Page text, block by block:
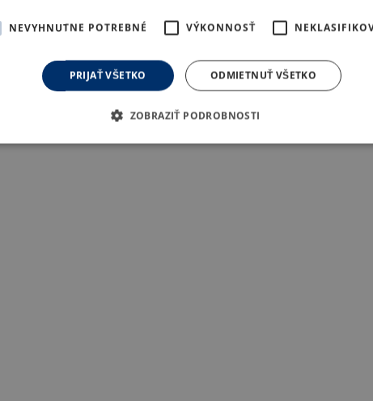
NEVYHNUTNE POTREBNÉ VÝKONNOSŤ
PRIJAŤ VŠETKO ODMIETNUŤ VŠETKO
ZOBRAZIŤ PODROBNOSTI